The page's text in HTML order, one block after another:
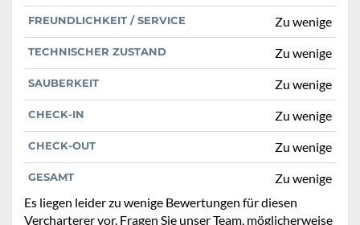
FREUNDLICHKEIT / SERVICE Zu wenige
TECHNISCHER ZUSTAND Zu wenige
SAUBERKEIT Zu wenige
CHECK-IN Zu wenige
CHECK-OUT Zu wenige
GESAMT
Zu wenige
Es liegen leider zu wenige Bewertungen für diesen
Vercharterer vor. Fragen Sie unser Team, möglicherweise